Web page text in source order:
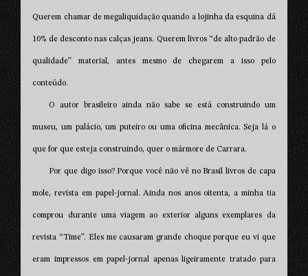
Querem chamar de megaliquidação quando a lojinha da esquina dá
10% de desconto nas calças jeans. Querem livros “de alto padrão de
qualidade” material, antes mesmo de chegarem a isso pelo
conteúdo.
O autor brasileiro ainda não sabe se está construindo um
museu, um palácio, um puteiro ou uma oficina mecânica. Seja lá o
que for que esteja construindo, quer o mármore de Carrara.
Por que digo isso? Porque você não vê no Brasil livros de capa
mole, revista em papel-jornal. Ainda nos anos oitenta, a minha tia
comprou durante uma viagem ao exterior alguns exemplares da
revista “Time”. Eles me causaram grande choque porque eu vi que
eram impressos em papel-jornal apenas ligeiramente tratado para